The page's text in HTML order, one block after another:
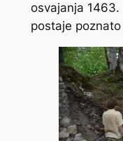
osvajanja
postaje